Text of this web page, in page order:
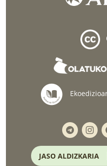
JASO ALDIZKARIA